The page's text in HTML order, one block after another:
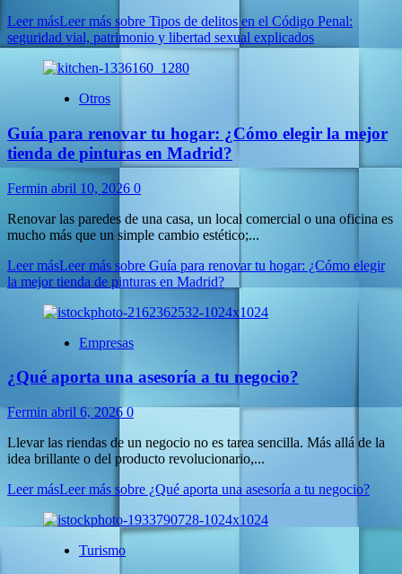
Leer másLeer más sobre Tipos de delitos en el Código Penal:
seguridad vial, patrimonio y libertad sexual explicados
Otros
Guía para renovar tu hogar: ¿Cómo elegir la mejor
tienda de pinturas en Madrid?
Fermin abril 10, 2026 0
Renovar las paredes de una casa, un local comercial o una oficina es
mucho más que un simple cambio estético;...
Leer másLeer más sobre Guía para renovar tu hogar: ¿Cómo elegir
la mejor tienda de pinturas en Madrid?
Empresas
¿Qué aporta una asesoría a tu negocio?
Fermin abril 6, 20260
Llevar las riendas de un negocio no es tarea sencilla. Más allá de la
idea brillante o del producto revolucionario,...
Leer másLeer más sobre ¿Qué aporta una asesoría a tu negocio?
Turismo